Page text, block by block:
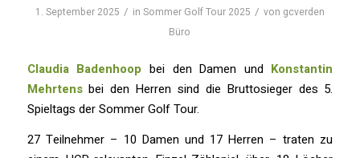
1. September 2025 / in Sommer Golf Tour 2025 / von gcverden
Büro
Claudia Badenhoop bei den Damen und Konstantin
Mehrtensbei den Herren sind die Bruttosieger des 5.
Spieltags der Sommer Golf Tour.
27 Teilnehmer – 10 Damen und 17 Herren – traten zu